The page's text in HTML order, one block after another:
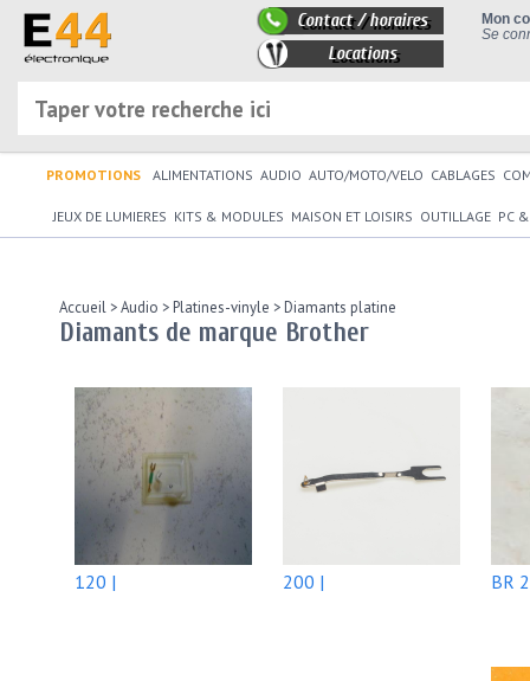
Mon
Se
Contact / horaires
Locations
PROMOTIONS ALIMENTATIONS AUDIO AUTO/MOTO/VELO CABLAGES
JEUX DE LUMIERES KITS & MODULES MAISON ET LOISIRS OUTILLAGE PC
Accueil >Audio >Platines-vinyle >Diamants platine
Diamants de marque Brother
120 | 200 | BR